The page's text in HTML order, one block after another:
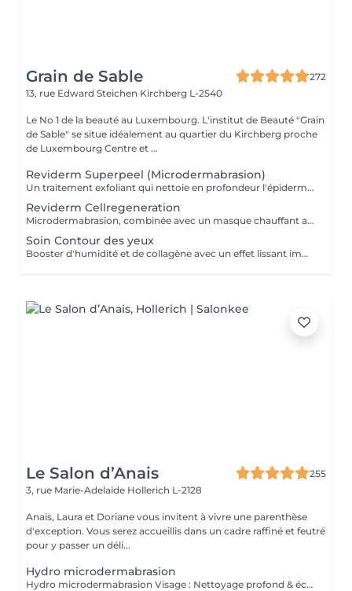
Grain de Sable
272
13, rue Edward Steichen Kirchberg L-2540
Le No 1 de la beauté au Luxembourg. L'institut de Beauté "Grain
de Sable" se situe idéalement au quartier du Kirchberg proche
de Luxembourg Centre et ...
Reviderm Superpeel (Microdermabrasion)
Un traitement exfoliant qui nettoie en profondeur l'épiderme en éliminant les cellules mortes et les impuretés, à l'aide d'un appareil qui projette à grande vitesse des microcristaux et les aspire conjointement aux débris cutanés. Cette technique, que l'on peut comparer à un «sablage» superficiel de la peau, atténue les cicatrices d'acné, pores dilatés, taches brunes, et aide à réparer les effets néfastes des expositions aux rayons ultraviolets. De plus, elle stimule le renouvellement des cellules et accroît la formation de collagène pour avoir un effet rajeunissant à long terme.
Reviderm Cellregeneration
Microdermabrasion, combinée avec un masque chauffant ainsi qu'un masque crème adapté au besoin de la peau.
Soin Contour des yeux
Booster d'humidité et de collagène avec un effet lissant immédiat.
Le Salon d’Anais
255
3, rue Marie-Adelaïde Hollerich L-2128
Anais, Laura et Doriane vous invitent à vivre une parenthèse
d'exception. Vous serez accueillis dans un cadre raffiné et feutré
pour y passer un déli...
Hydro microdermabrasion
Hydro microdermabrasion Visage : Nettoyage profond & éclat instantané L'hydro microdermabrasion est un soin visage complet et non invasif qui combine une exfoliation douce à l'aide d'un embout à microdermabrasion avec l'infusion de sérums actifs. Ce traitement agit en profondeur pour nettoyer, hydrater et revitaliser la peau en une seule séance. Contre-indications - Femmes enceintes ou allaitement - Pas d'exposition solaire 48h avant et après soin - Traitements lourds : chimio (attendre 1 an) et antibiotiques ou Roaccutane (attendre 6 mois) - Allergie aux acides de fruits, fruits à coques ou aspirine - Dermabrasions médicales - injection de botox ou acide hyaluronique (attendre 1 mois) - Prise d'anticoagulant, anti-inflammatoire sur le long terme - Maladie auto-immune - Cicatrices chéloïdes